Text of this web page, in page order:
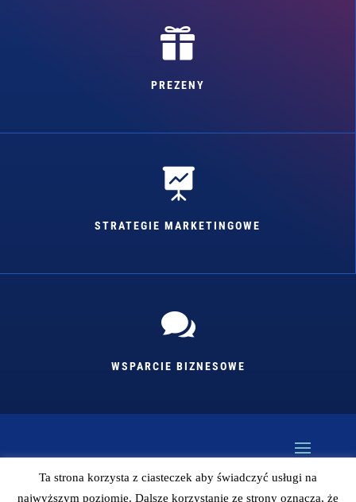

PREZENY

STRATEGIE MARKETINGOWE

WSPARCIE BIZNESOWE
Ta strona korzysta z ciasteczek aby świadczyć usługi na
najwyższym poziomie. Dalsze korzystanie ze strony oznacza, że